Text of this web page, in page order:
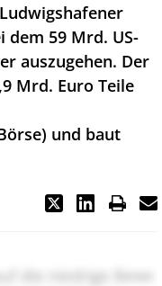
dem 59 Mrd. US-
auszugehen. Der
Mrd. Euro Teile
und baut